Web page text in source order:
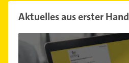
Aktuelles aus erster Hand